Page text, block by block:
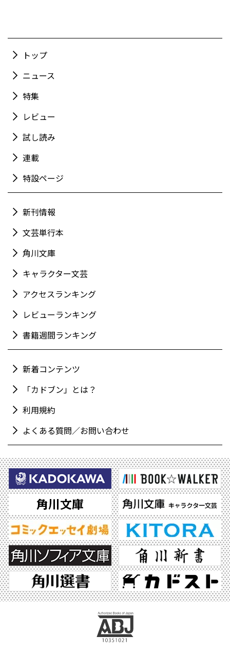
トップ
ニュース
特集
レビュー
試し読み
連載
特設ページ
新刊情報
文芸単行本
角川文庫
キャラクター文芸
アクセスランキング
レビューランキング
書籍週間ランキング
新着コンテンツ
「カドブン」とは？
利用規約
よくある質問／お問い合わせ